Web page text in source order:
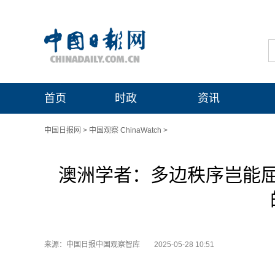
首页 时政 资讯
中国日报网 > 中国观察 ChinaWatch >
澳洲学者：多边秩序岂能
来源：中国日报中国观察智库 2025-05-28 10:51